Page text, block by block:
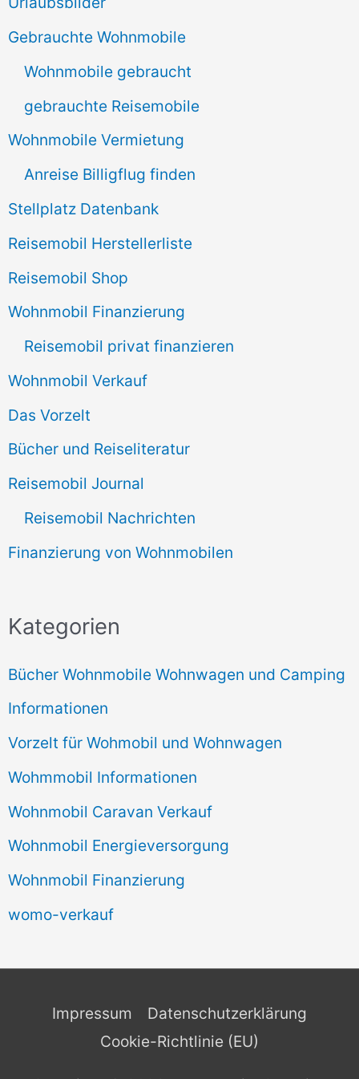
n
Gebrauchte Wohnmobile
Wohnmobile gebraucht
gebrauchte Reisemobile
Wohnmobile Vermietung
Anreise Billigflug finden
Stellplatz Datenbank
Reisemobil Herstellerliste
Reisemobil Shop
Wohnmobil Finanzierung
Reisemobil privat finanzieren
Wohnmobil Verkauf
Das Vorzelt
Bücher und Reiseliteratur
Reisemobil Journal
Reisemobil Nachrichten
Finanzierung von Wohnmobilen
Kategorien
Bücher Wohnmobile Wohnwagen und Camping
Informationen
Vorzelt für Wohmobil und Wohnwagen
Wohmmobil Informationen
Wohnmobil Caravan Verkauf
Wohnmobil Energieversorgung
Wohnmobil Finanzierung
womo-verkauf
Impressum
Datenschutzerklärung
Cookie-Richtlinie (EU)